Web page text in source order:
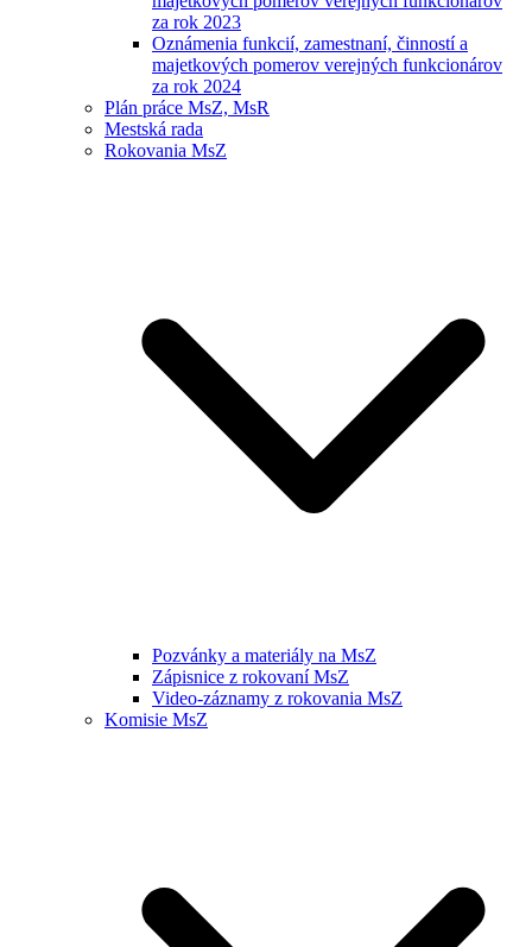
za rok 2023
Oznámenia funkcií, zamestnaní, činností a
majetkových pomerov verejných funkcionárov
za rok 2024
Plán práce MsZ, MsR
Mestská rada
Rokovania MsZ
Pozvánky a materiály na MsZ
Zápisnice z rokovaní MsZ
Video-záznamy z rokovania MsZ
Komisie MsZ